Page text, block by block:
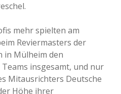
mehr spielten am
Reviermasters der
in Mülheim den
insgesamt, und nur
Mitausrichters Deutsche
Höhe ihrer